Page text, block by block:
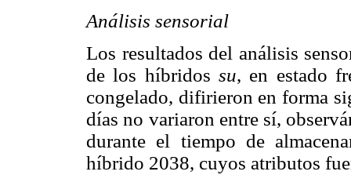
Análisis sensorial
Los resultados del análisis
de los híbridos su, en estado
congelado, difirieron en forma
días no variaron entre sí,
durante el tiempo de
híbrido 2038, cuyos atributos